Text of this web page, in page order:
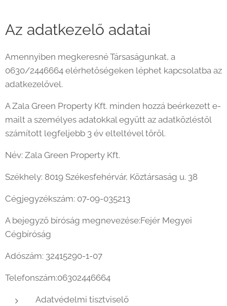
Az adatkezelő adatai
Amennyiben megkeresné Társaságunkat, a
0630/2446664 elérhetőségeken léphet kapcsolatba az
adatkezelővel.
A Zala Green Property Kft. minden hozzá beérkezett e-
mailt a személyes adatokkal együtt az adatközléstől
számított legfeljebb 3 év elteltével töröl.
Név: Zala Green Property Kft.
Székhely: 8019 Székesfehérvár, Köztársaság u. 38
Cégjegyzékszám: 07-09-035213
A bejegyző bíróság megnevezése:Fejér Megyei
Cégbíróság
Adószám: 32415290-1-07
Telefonszám:06302446664
Adatvédelmi tisztviselő